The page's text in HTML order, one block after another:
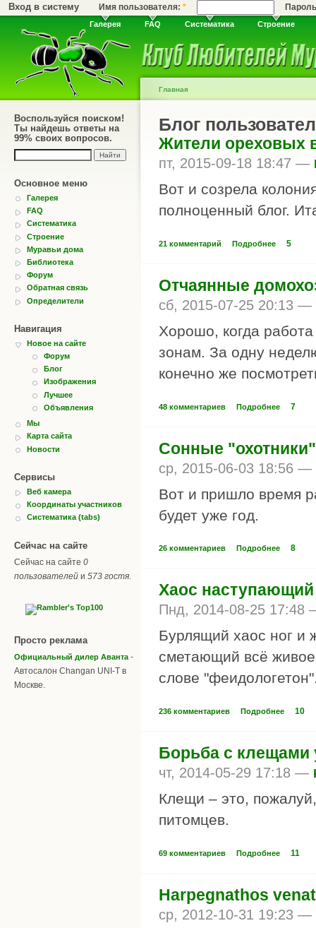
Вход в систему Имя пользователя:*
Галерея FAQ Систематика Строение
Воспользуйся поиском!
Ты найдешь ответы на
99% своих вопросов.
Основное меню
Галерея
FAQ
Систематика
Строение
Муравьи дома
Библиотека
Форум
Обратная связь
Определители
Навигация
Новое на сайте
Форум
Блог
Изображения
Лучшее
Объявления
Мы
Карта сайта
Новости
Сервисы
Веб камера
Координаты участников
Систематика (tabs)
Сейчас на сайте
Сейчас на сайте 0
пользователей и 573 гостя
Просто реклама
Официальный дилер Аванта -
Автосалон Changan UNI-T в
Москве.
Главная
Блог
Жители ореховых
пт, 2015-09-18 18:47 —
Вот и созрела
полноценный блог.
21 комментарий Подробнее 5
Отчаянные
сб, 2015-07-25 20:13 —
Хорошо, когда
зонам. За одну
конечно же
48 комментариев Подробнее 7
Сонные
ср, 2015-06-03 18:56 —
Вот и пришло время
будет уже год.
26 комментариев Подробнее 8
Хаос
Пнд, 2014-08-25
Бурлящий хаос ног и
сметающий всё живое
слове
236 комментариев Подробнее 10
Борьба с клещами
чт, 2014-05-29 17:18 —
Клещи – это,
питомцев.
69 комментариев Подробнее 11
Harpegnathos
ср, 2012-10-31 19:23 —